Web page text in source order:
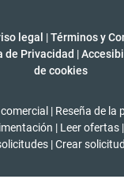
legal |Términos y
de Privacidad |
de cookies
| Reseña de la
| Leer ofertas |
|Crear solicitud